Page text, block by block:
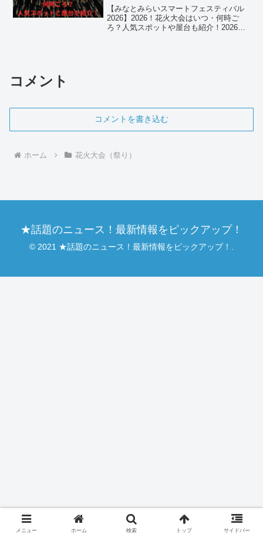
台も紹介！
【みなとみらいスマートフェスティバル
2026】2026！花火大会はいつ・何時ご
ろ？人気スポットや屋台も紹介！2026年
コメント
コメントを書き込む
ホーム 花火大会（祭り）
★話題のニュース！最新情報をピックアップ！
© 2021 ★話題のニュース！最新情報をピックアップ！.
メニュー ホーム 検索 トップ サイドバー